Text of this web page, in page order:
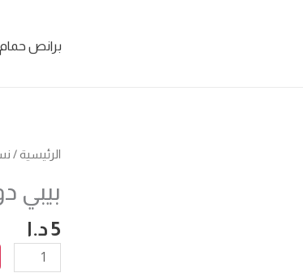
برانص حمام
الرئيسية/
بيبي
5د.ا
كمية
دول